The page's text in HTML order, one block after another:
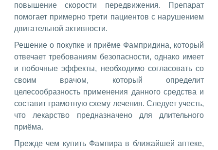
повышение скорости передвижения. Препарат
помогает примерно трети пациентов с нарушением
двигательной активности.
Решение о покупке и приёме Фампридина, который
отвечает требованиям безопасности, однако имеет
и побочные эффекты, необходимо согласовать со
своим врачом, который определит
целесообразность применения данного средства и
составит грамотную схему лечения. Следует учесть,
что лекарство предназначено для длительного
приёма.
Прежде чем купить Фампира в ближайшей аптеке,